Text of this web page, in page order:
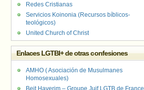
Redes Cristianas
Servicios Koinonia (Recursos bíblicos-
teológicos)
United Church of Christ
Enlaces LGTBI+ de otras confesiones
AMHO ( Asociación de Musulmanes
Homosexuales)
Beit Haverim – Groupe Juif LGTB de France